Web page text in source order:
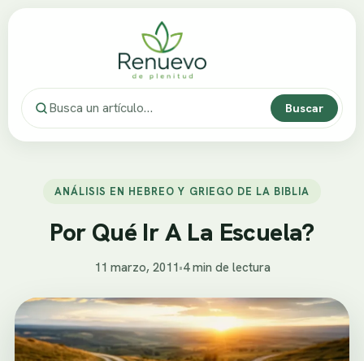
Buscar
ANÁLISIS EN HEBREO Y GRIEGO DE LA BIBLIA
Por Qué Ir A La Escuela?
11 marzo, 2011•4 min de lectura